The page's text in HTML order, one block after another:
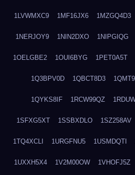
1LVWMXC9 1MF16JX6 1MZGQ4D3
1NERJOY9 1NIN2DXO 1NIPGIQG
1OELGBE2 1OUI6BYG 1PET0A5T
1Q3BPV0D 1QBCT8D3
1QYKS8IF 1RCW99QZ
1SFXG5XT 1SSBXDLO 1SZ258AV
1TQ4XCLI 1URGFNU5 1USMDQTI
1UXXH5X4 1V2M00OW 1VHOFJ5Z